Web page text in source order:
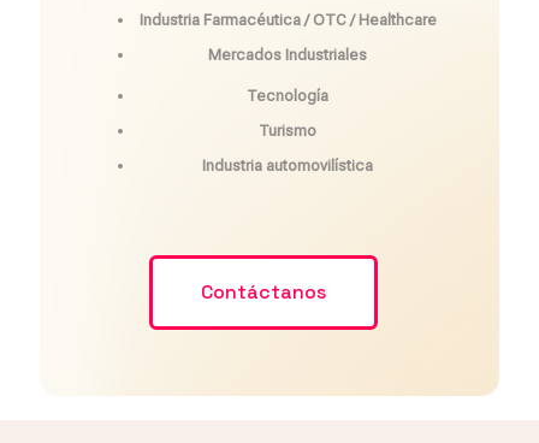
Industria Farmacéutica / OTC / Healthcare
Mercados Industriales
Tecnología
Turismo
Industria automovilística
Contáctanos